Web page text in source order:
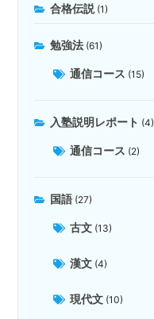
合格伝説 (1)
勉強法 (61)
通信コース (15)
入塾説明レポート (4)
通信コース (2)
国語 (27)
古文 (13)
漢文 (4)
現代文 (10)